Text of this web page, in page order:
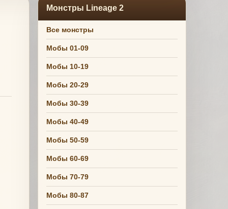
Монстры Lineage 2
Все монстры
Мобы 01-09
Мобы 10-19
Мобы 20-29
Мобы 30-39
Мобы 40-49
Мобы 50-59
Мобы 60-69
Мобы 70-79
Мобы 80-87